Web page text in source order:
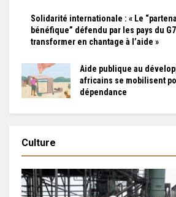
Solidarité internationale : « Le
bénéfique” défendu par les pays du
transformer en chantage à l’aide »
Aide publique au
africains se mobilisent
dépendance
Culture